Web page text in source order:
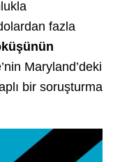
fazla
Maryland’deki
bir soruşturma